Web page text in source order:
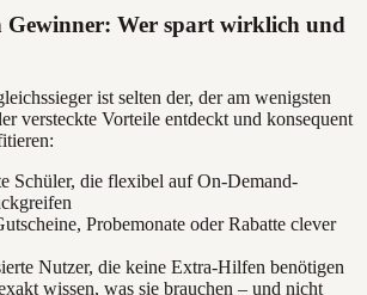
Gewinner: Wer spart wirklich und
ist selten der, der am wenigsten
versteckte Vorteile entdeckt und konsequent
Schüler, die flexibel auf On-Demand-
Probemonate oder Rabatte clever
Nutzer, die keine Extra-Hilfen benötigen
wissen, was sie brauchen – und nicht